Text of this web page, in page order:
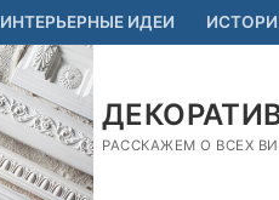
ИНТЕРЬЕРНЫЕ ИДЕИ
РАССКАЖЕМ О ВСЕХ